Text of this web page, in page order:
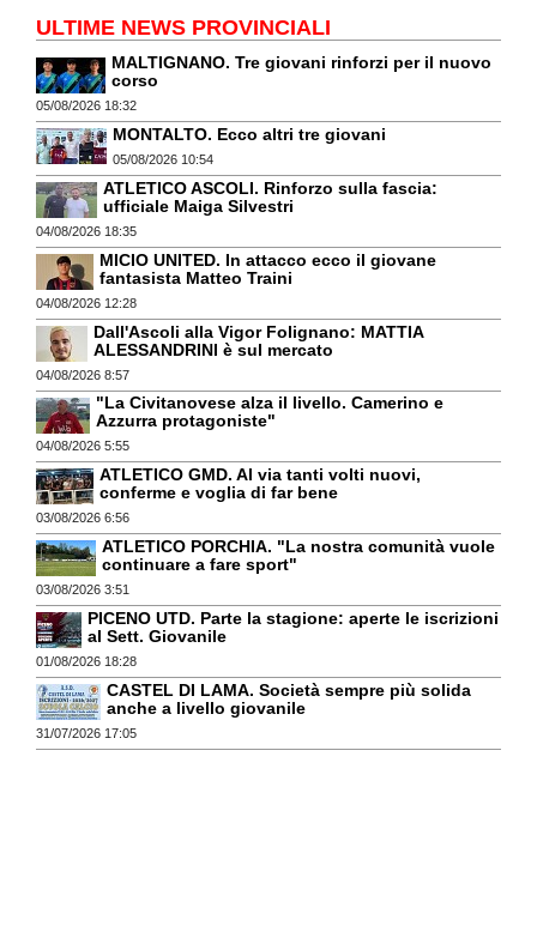
ULTIME NEWS PROVINCIALI
MALTIGNANO. Tre giovani rinforzi per il nuovo
corso
05/08/2026 18:32
MONTALTO. Ecco altri tre giovani
05/08/2026 10:54
ATLETICO ASCOLI. Rinforzo sulla fascia:
ufficiale Maiga Silvestri
04/08/2026 18:35
MICIO UNITED. In attacco ecco il giovane
fantasista Matteo Traini
04/08/2026 12:28
Dall'Ascoli alla Vigor Folignano: MATTIA
ALESSANDRINI è sul mercato
04/08/2026 8:57
"La Civitanovese alza il livello. Camerino e
Azzurra protagoniste"
04/08/2026 5:55
ATLETICO GMD. Al via tanti volti nuovi,
conferme e voglia di far bene
03/08/2026 6:56
ATLETICO PORCHIA. "La nostra comunità vuole
continuare a fare sport"
03/08/2026 3:51
PICENO UTD. Parte la stagione: aperte le iscrizioni
al Sett. Giovanile
01/08/2026 18:28
CASTEL DI LAMA. Società sempre più solida
anche a livello giovanile
31/07/2026 17:05